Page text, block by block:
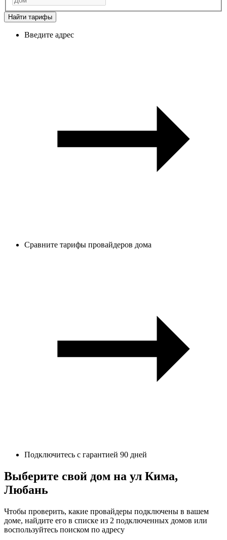
Найти тарифы
Введите адрес
Сравните тарифы провайдеров дома
Подключитесь с гарантией 90 дней
Выберите свой дом на ул Кима,
Любань
Чтобы проверить, какие провайдеры подключены в вашем
доме, найдите его в списке из 2 подключенных домов или
воспользуйтесь поиском по адресу